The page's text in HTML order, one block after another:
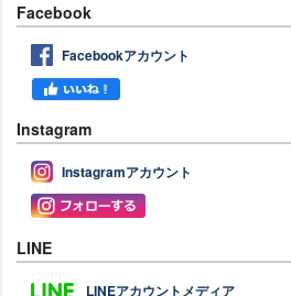
Facebook
Facebookアカウント
Instagram
Instagramアカウント
LINE
LINEアカウントメディア